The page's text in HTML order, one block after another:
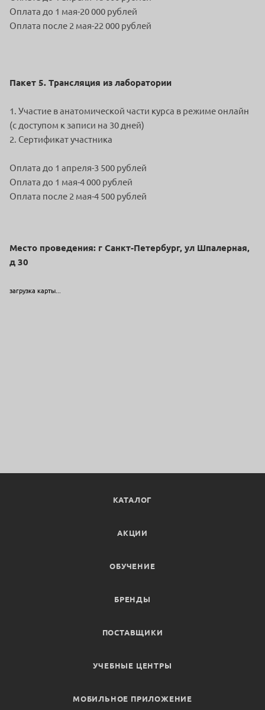
Оплата до 1 мая-20 000 рублей
Оплата после 2 мая-22 000 рублей
Пакет 5. Трансляция из лаборатории
1. Участие в анатомической части курса в режиме онлайн
(с доступом к записи на 30 дней)
2. Сертификат участника
Оплата до 1 апреля-3 500 рублей
Оплата до 1 мая-4 000 рублей
Оплата после 2 мая-4 500 рублей
Место проведения: г Санкт-Петербург, ул Шпалерная,
д 30
загрузка карты...
КАТАЛОГ
АКЦИИ
ОБУЧЕНИЕ
БРЕНДЫ
ПОСТАВЩИКИ
УЧЕБНЫЕ ЦЕНТРЫ
МОБИЛЬНОЕ ПРИЛОЖЕНИЕ